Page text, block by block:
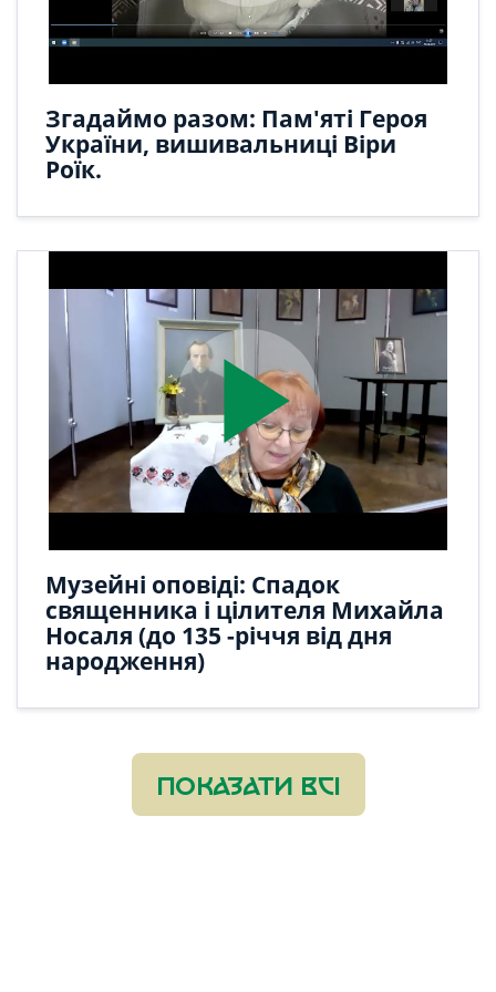
Згадаймо разом: Пам'яті Героя
України, вишивальниці Віри
Роїк.
play_arrow
Музейні оповіді: Спадок
священника і цілителя Михайла
Носаля (до 135 -річчя від дня
народження)
ПОКАЗАТИ ВСІ